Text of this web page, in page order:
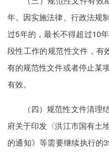
年。因实施法律、行政法规
过5年的，最长不得超过10年
段性工作的规范性文件，有
有的规范性文件或者停止某
有效。
（四）规范性文件清理
府关于印发〈洪江市国有土
的通知》等需要继续执行的